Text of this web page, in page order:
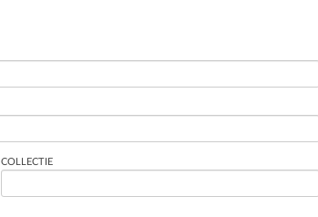
COLLECTIE